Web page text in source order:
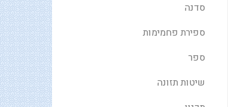
סדנה
ספירת פחמימות
ספר
שיטות תזונה